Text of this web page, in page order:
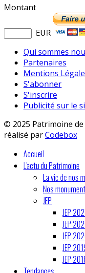
Montant
EUR
Qui sommes
Partenaires
Mentions
S'abonner
S'inscrire
Publicité sur le
© 2025 Patrimoine de
réalisé parCodebox
Accueil
L'actu du Patrimoine
La vie de nos
Nos
JEP
JEP
JEP
JEP
JEP
JEP